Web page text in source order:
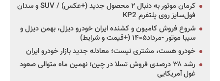
کرمان موتور به دنبال ۲ محصول جدید (+عکس) / SUV و سدان
فول‌سایز روی پلتفرم KP2
شروع فروش کامیون و کشنده ایران خودرو دیزل، بهمن دیزل و
سیبا موتور -مرداد۱۴۰۵ (+قیمت و شرایط)
خودرو هست، مشتری نیست؛ معادله جدید بازار خودرو ایران
رشد ۳۸ درصدی فروش تسلا در چین؛ نهمین ماه متوالی صعود
غول آمریکایی